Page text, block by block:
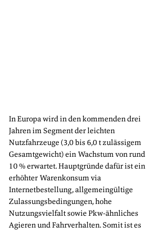
In Europa wird in den kommenden drei
Jahren im Segment der leichten
Nutzfahrzeuge (3,0 bis 6,0 t zulässigem
Gesamtgewicht) ein Wachstum von rund
10 % erwartet. Hauptgründe dafür ist ein
erhöhter Warenkonsum via
Internetbestellung, allgemeingültige
Zulassungsbedingungen, hohe
Nutzungsvielfalt sowie Pkw-ähnliches
Agieren und Fahrverhalten. Somit ist es